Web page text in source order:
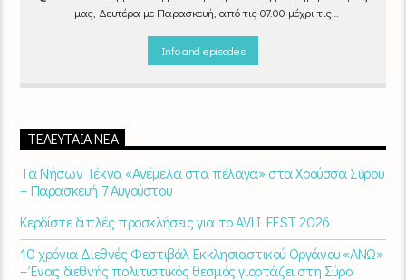
μας, Δευτέρα με Παρασκευή, από τις 07.00 μέχρι τις
εναλλάσσονται αρμονικά, θυμίζοντάς μας πως δουλειά και
Καθημερινά(Δευτέρα-Παρασκευή)
Info and episodes
ΤΕΛΕΥΤΑΊΑ ΝΈΑ
Τα Νήσων Τέκνα «Ανέμελα στα πέλαγα» στα Χρούσσα Σύρου
– Παρασκευή 7 Αυγούστου
Κερδίστε διπλές προσκλήσεις για το AVLI FEST 2026
10 χρόνια Διεθνές Φεστιβάλ Εκκλησιαστικού Οργάνου «ΑΝΩ»
– Ένας διεθνής πολιτιστικός θεσμός γιορτάζει στη Σύρο​